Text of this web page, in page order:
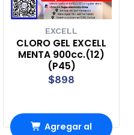
EXCELL
CLORO GEL EXCELL
MENTA 900cc.(12)
(P45)
$898
Agregar al